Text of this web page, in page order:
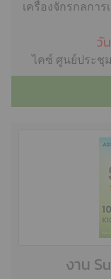
เครื่องจักรกลกา
วั
ไคซ์ ศูนย์ประชุ
งาน